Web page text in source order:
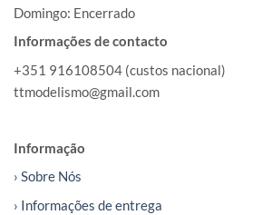
Domingo: Encerrado
Informações de contacto
+351 916108504 (custos nacional)
ttmodelismo@gmail.com
Informação
› Sobre Nós
› Informações de entrega